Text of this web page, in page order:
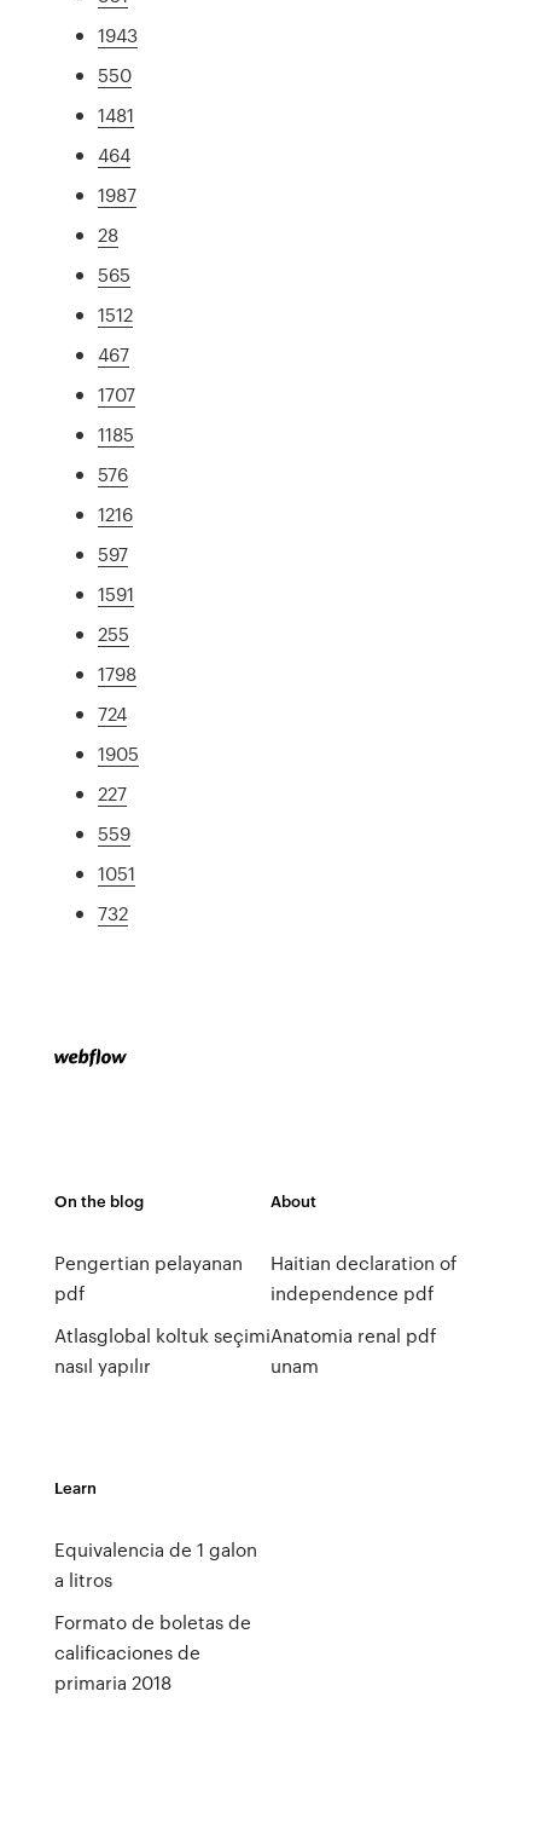
1943
550
1481
464
1987
28
565
1512
467
1707
1185
576
1216
597
1591
255
1798
724
1905
227
559
1051
732
On the blog
Pengertian pelayanan
pdf
Atlasglobal koltuk seçimi
nasıl yapılır
About
Haitian declaration of
independence pdf
Anatomia renal pdf
unam
Learn
Equivalencia de 1 galon
a litros
Formato de boletas de
calificaciones de
primaria 2018